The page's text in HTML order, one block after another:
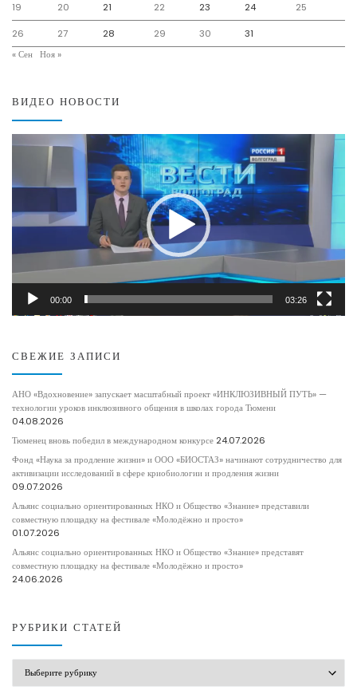
19 20 21 22 23 24 25
26 27 28 29 30
31
« Сен Ноя »
ВИДЕО НОВОСТИ
00:00 03:26
СВЕЖИЕ ЗАПИСИ
АНО «Вдохновение» запускает масштабный проект «ИНКЛЮЗИВНЫЙ ПУТЬ» —
технологии уроков инклюзивного общения в школах города Тюмени
04.08.2026
Тюменец вновь победил в международном конкурсе 24.07.2026
Фонд «Наука за продление жизни» и ООО «БИОСТАЗ» начинают сотрудничество для
активизации исследований в сфере криобиологии и продления жизни
09.07.2026
Альянс социально ориентированных НКО и Общество «Знание» представили
совместную площадку на фестивале «Молодёжно и просто»
01.07.2026
Альянс социально ориентированных НКО и Общество «Знание» представят
совместную площадку на фестивале «Молодёжно и просто»
24.06.2026
РУБРИКИ СТАТЕЙ